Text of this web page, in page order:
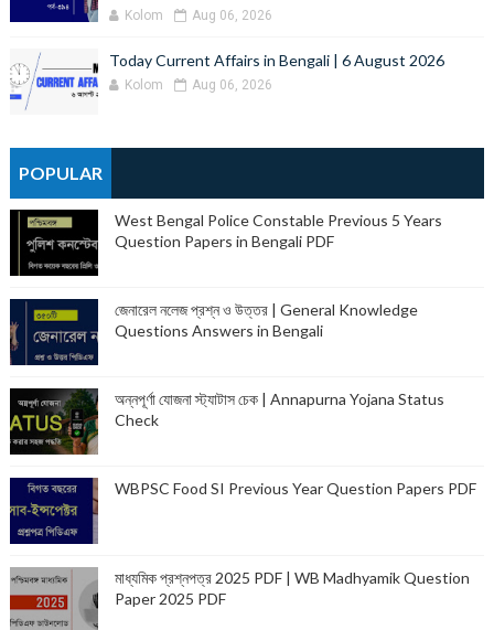
Kolom Aug 06, 2026
Today Current Affairs in Bengali | 6 August 2026
Kolom Aug 06, 2026
POPULAR
West Bengal Police Constable Previous 5 Years
Question Papers in Bengali PDF
জেনারেল নলেজ প্রশ্ন ও উত্তর | General Knowledge
Questions Answers in Bengali
অন্নপূর্ণা যোজনা স্ট্যাটাস চেক | Annapurna Yojana Status
Check
WBPSC Food SI Previous Year Question Papers PDF
মাধ্যমিক প্রশ্নপত্র 2025 PDF | WB Madhyamik Question
Paper 2025 PDF